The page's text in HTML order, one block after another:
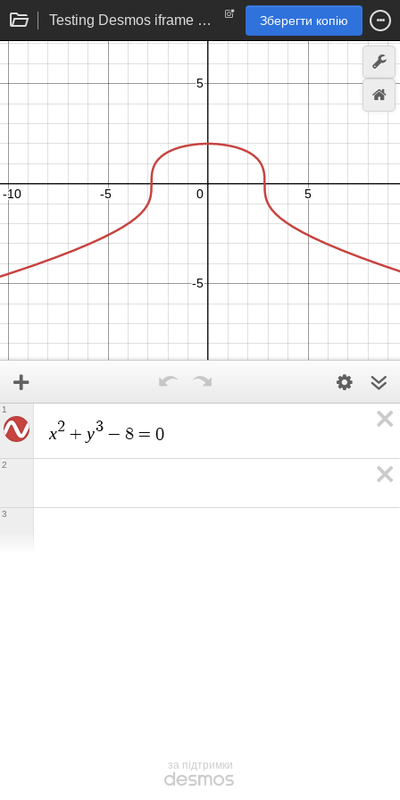
Testing Desmos iframe solution Зберегти копію
x2 + y3 − 8 = 0
1
2
3
за підтримки